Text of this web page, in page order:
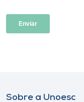
Sobre a Unoesc